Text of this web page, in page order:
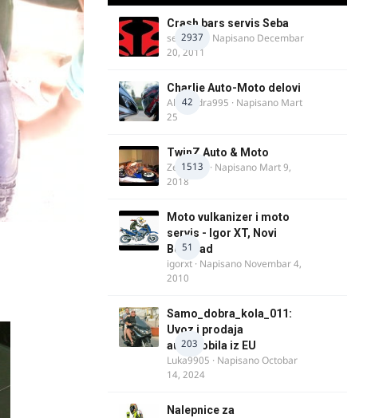
2937
Crash bars servis Seba
seba011 · Napisano Decembar
20, 2011
42
Charlie Auto-Moto delovi
Alexandra995 · Napisano Mart
25
1513
TwinZ Auto & Moto
Zeljkamp · Napisano Mart 9,
2018
51
Moto vulkanizer i moto
servis - Igor XT, Novi
Beograd
igorxt · Napisano Novembar 4,
2010
203
Samo_dobra_kola_011:
Uvoz i prodaja
automobila iz EU
Luka9905 · NapisanoOctobar
14, 2024
Nalepnice za